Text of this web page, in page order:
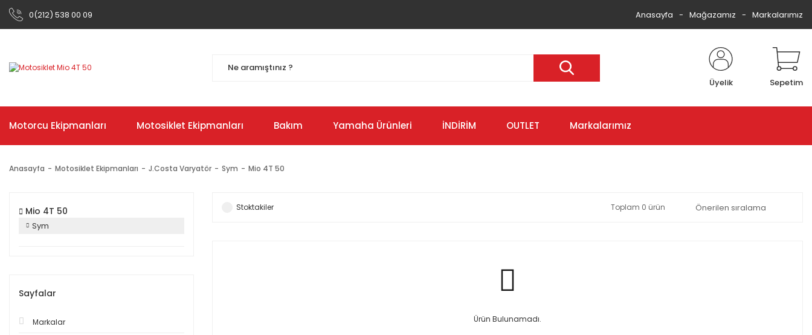
0(212) 538 00 09 Anasayfa Mağazamız Markalarımız
Üyelik Sepetim
Motorcu Ekipmanları Motosiklet Ekipmanları Bakım Yamaha Ürünleri İNDİRİM OUTLET Markalarımız
Anasayfa Motosiklet Ekipmanları J.Costa Varyatör Sym Mio 4T 50
Mio 4T 50
Sym
Sayfalar
Markalar
Stoktakiler Toplam 0 ürün
Ürün Bulunamadı.